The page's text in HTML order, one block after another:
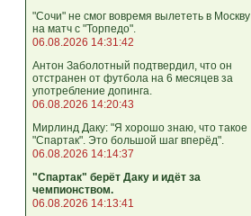
"Сочи" не смог вовремя вылететь в Москву
на матч с "Торпедо".
06.08.2026 14:31:42
Антон Заболотный подтвердил, что он
отстранен от футбола на 6 месяцев за
употребление допинга.
06.08.2026 14:20:43
Мирлинд Даку: "Я хорошо знаю, что такое
"Спартак". Это большой шаг вперёд".
06.08.2026 14:14:37
"Спартак" берёт Даку и идёт за
чемпионством.
06.08.2026 14:13:41